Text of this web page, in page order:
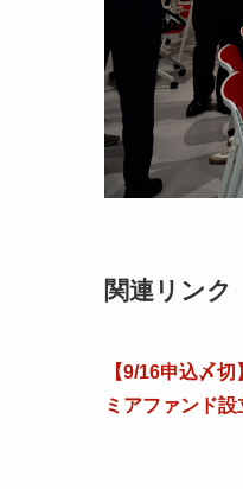
関連リンク
【9/16申込〆
ミアファンド設